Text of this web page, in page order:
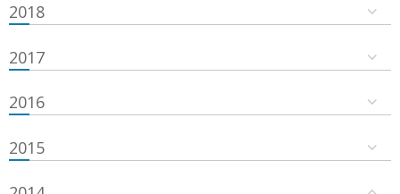
2018
2017
2016
2015